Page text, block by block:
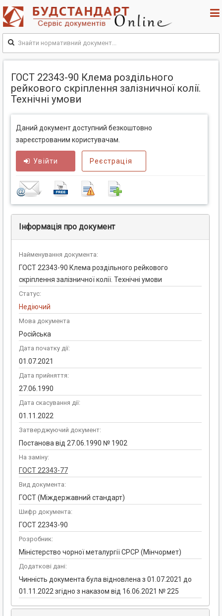
ГОСТ 22343-90 Клема роздільного
рейкового скріплення залізничної колії.
Технічні умови
Даний документ доступний безкоштовно
зареєстрованим користувачам.
Увійти Реєстрація
Інформація про документ
Найменування документа:
ГОСТ 22343-90 Клема роздільного рейкового
скріплення залізничної колії. Технічні умови
Статус:
Недіючий
Мова документа
Російська
Дата початку дії:
01.07.2021
Дата прийняття:
27.06.1990
Дата скасування дії:
01.11.2022
Затверджуючий документ:
Постанова від 27.06.1990 № 1902
На заміну:
ГОСТ 22343-77
Вид документа:
ГОСТ (Міждержавний стандарт)
Шифр документа:
ГОСТ 22343-90
Розробник:
Міністерство чорної металургії СРСР (Мінчормет)
Додаткові дані:
Чинність документа була відновлена з 01.07.2021 до
01.11.2022 згідно з наказом від 16.06.2021 № 225